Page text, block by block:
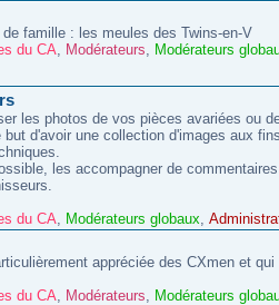
famille : les meules des Twins-en-V
du CA, Modérateurs, Modérateurs
les photos de vos pièces avariées ou
but d'avoir une collection d'images aux
les accompagner de
du CA Modérateurs globaux
appréciée des CXmen et
du CA Modérateurs
Modérateurs